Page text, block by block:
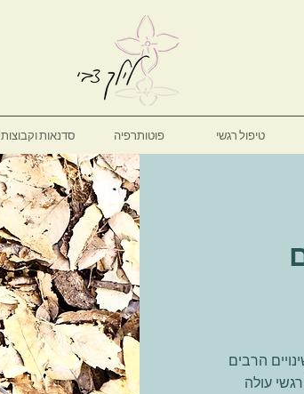
הרבים
עולה
טיפול רגשי פוטותרפיה סדנאות וקבוצות